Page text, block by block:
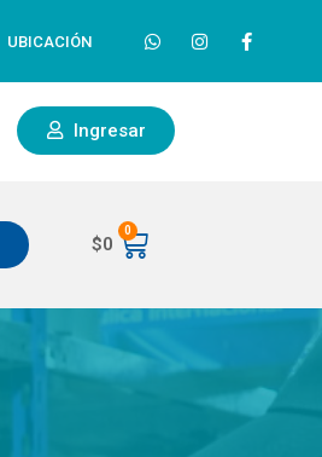
UBICACIÓN
Ingresar
$0
0